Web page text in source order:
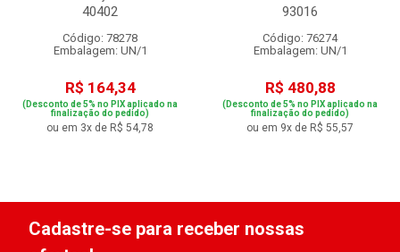
40402
Código: 78278
Embalagem: UN/1
R$ 164,34
(Desconto de 5% no PIX aplicado na
finalização do pedido)
ou em 3x de R$ 54,78
93016
Código: 76274
Embalagem: UN/1
R$ 480,88
(Desconto de 5% no PIX aplicado na
finalização do pedido)
ou em 9x de R$ 55,57
Cadastre-se para receber nossas